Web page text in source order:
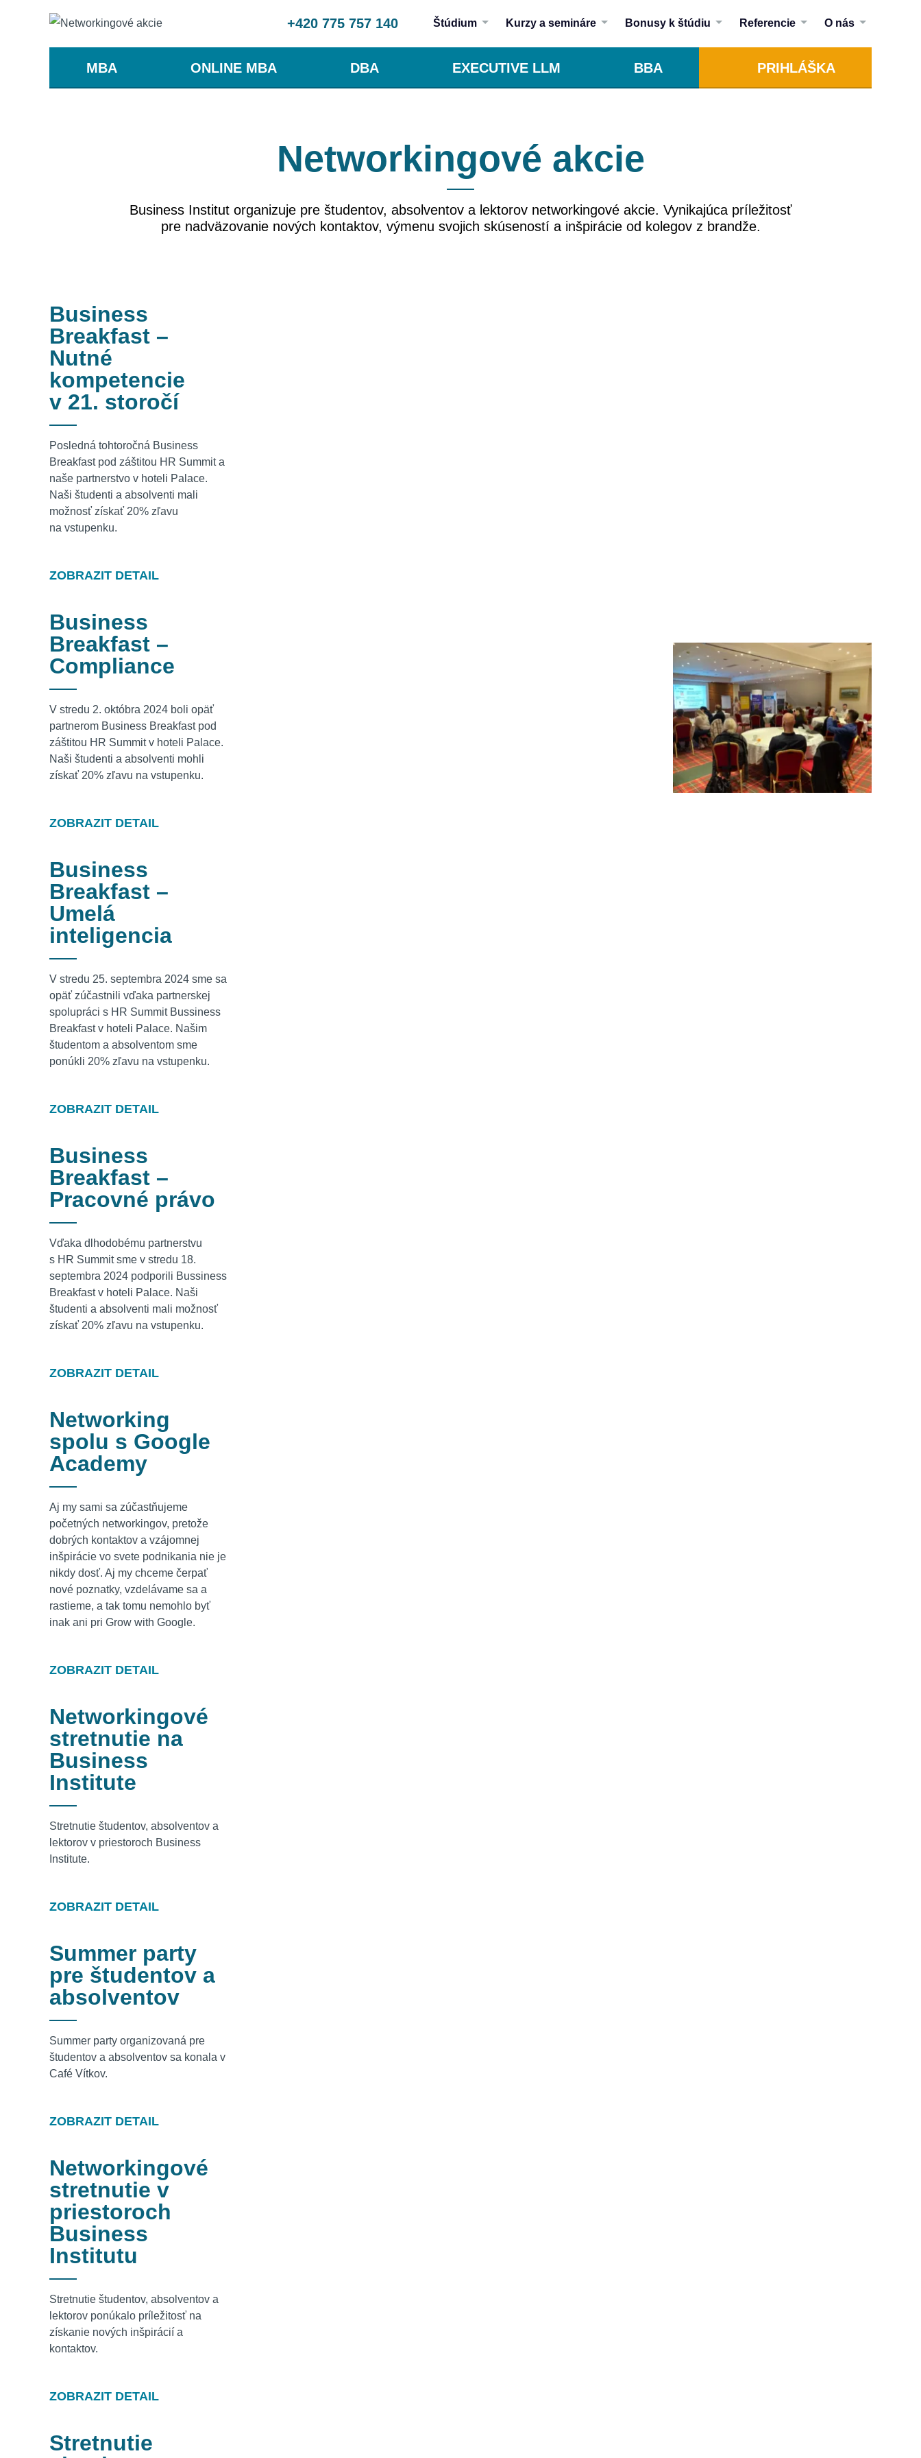
+420 775 757 140 Štúdium Kurzy a semináre Bonusy k štúdiu Referencie O nás
MBA ONLINE MBA DBA EXECUTIVE LLM BBA PRIHLÁŠKA
Networkingové akcie
Business Institut organizuje pre študentov, absolventov a lektorov networkingové akcie. Vynikajúca príležitosť
pre nadväzovanie nových kontaktov, výmenu svojich skúseností a inšpirácie od kolegov z brandže.
Business
Breakfast –
Nutné
kompetencie
v 21. storočí
Posledná tohtoročná Business
Breakfast pod záštitou HR Summit a
naše partnerstvo v hoteli Palace.
Naši študenti a absolventi mali
možnosť získať 20% zľavu
na vstupenku.
ZOBRAZIT DETAIL
Business
Breakfast –
Compliance
V stredu 2. októbra 2024 boli opäť
partnerom Business Breakfast pod
záštitou HR Summit v hoteli Palace.
Naši študenti a absolventi mohli
získať 20% zľavu na vstupenku.
ZOBRAZIT DETAIL
Business
Breakfast –
Umelá
inteligencia
V stredu 25. septembra 2024 sme sa
opäť zúčastnili vďaka partnerskej
spolupráci s HR Summit Bussiness
Breakfast v hoteli Palace. Našim
študentom a absolventom sme
ponúkli 20% zľavu na vstupenku.
ZOBRAZIT DETAIL
Business
Breakfast –
Pracovné právo
Vďaka dlhodobému partnerstvu
s HR Summit sme v stredu 18.
septembra 2024 podporili Bussiness
Breakfast v hoteli Palace. Naši
študenti a absolventi mali možnosť
získať 20% zľavu na vstupenku.
ZOBRAZIT DETAIL
Networking
spolu s Google
Academy
Aj my sami sa zúčastňujeme
početných networkingov, pretože
dobrých kontaktov a vzájomnej
inšpirácie vo svete podnikania nie je
nikdy dosť. Aj my chceme čerpať
nové poznatky, vzdelávame sa a
rastieme, a tak tomu nemohlo byť
inak ani pri Grow with Google.
ZOBRAZIT DETAIL
Networkingové
stretnutie na
Business
Institute
Stretnutie študentov, absolventov a
lektorov v priestoroch Business
Institute.
ZOBRAZIT DETAIL
Summer party
pre študentov a
absolventov
Summer party organizovaná pre
študentov a absolventov sa konala v
Café Vítkov.
ZOBRAZIT DETAIL
Networkingové
stretnutie v
priestoroch
Business
Institutu
Stretnutie študentov, absolventov a
lektorov ponúkalo príležitosť na
získanie nových inšpirácií a
kontaktov.
ZOBRAZIT DETAIL
Stretnutie